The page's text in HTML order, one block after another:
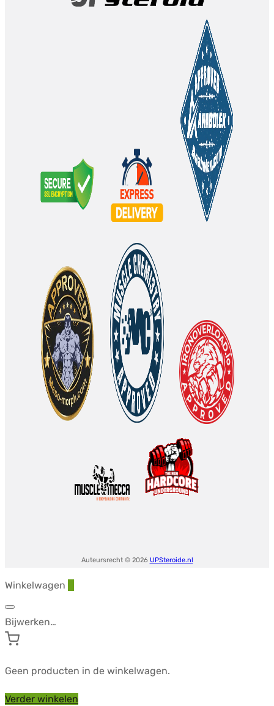
Auteursrecht © 2026 UPSteroide.nl
Winkelwagen
Bijwerken…
Geen producten in de winkelwagen.
Verder winkelen